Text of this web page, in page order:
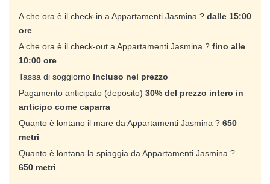
A che ora è il check-in a Appartamenti Jasmina ? dalle 15:00
ore
A che ora è il check-out a Appartamenti Jasmina ? fino alle
10:00 ore
Tassa di soggiorno Incluso nel prezzo
Pagamento anticipato (deposito) 30% del prezzo intero in
anticipo come caparra
Quanto è lontano il mare da Appartamenti Jasmina ? 650
metri
Quanto è lontana la spiaggia da Appartamenti Jasmina ?
650 metri